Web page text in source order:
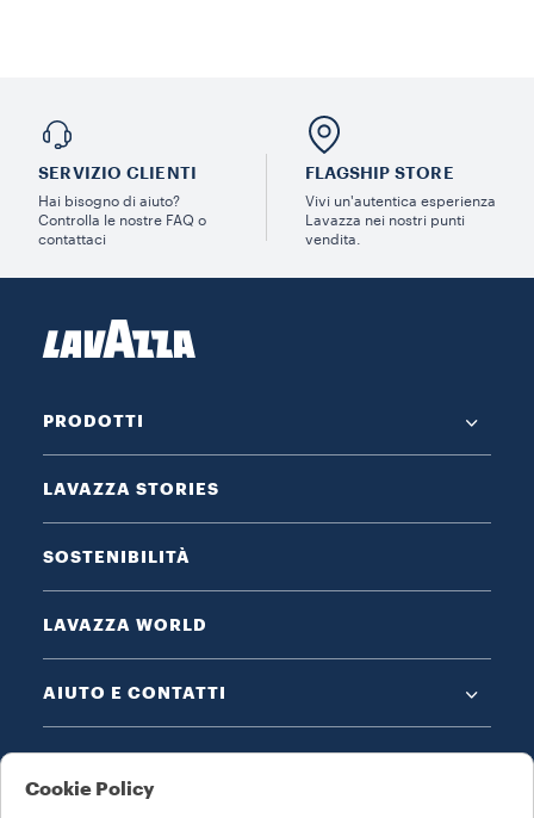
SERVIZIO CLIENTI​
Hai bisogno di aiuto?​
Controlla le nostre FAQ o
contattaci
FLAGSHIP STORE
Vivi un'autentica esperienza
Lavazza nei nostri punti
vendita.
PRODOTTI
LAVAZZA STORIES
SOSTENIBILITÀ
LAVAZZA WORLD
AIUTO E CONTATTI
Cookie Policy